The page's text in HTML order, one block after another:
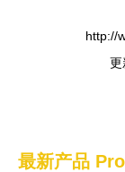
http://
更
最新产品